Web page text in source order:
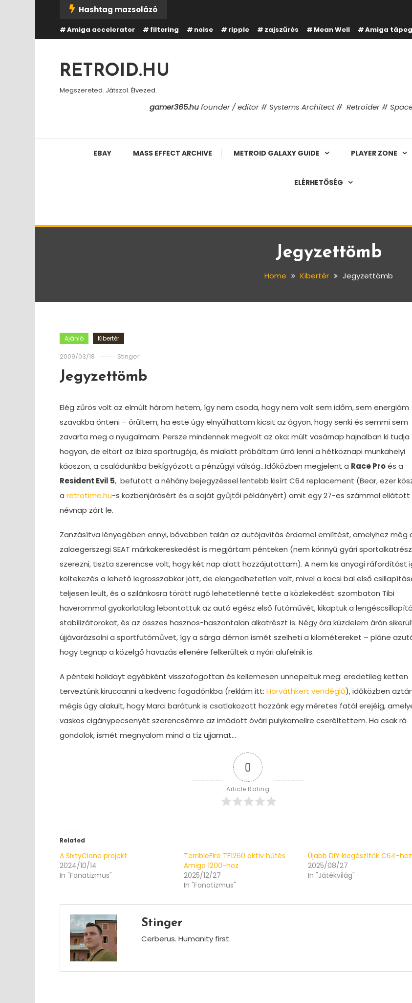
Content
Hashtag mazsolázó
Amiga accelerator filtering noise ripple zajszűrés Mean Well Amiga
RETROID.HU
Megszereted. Játszol. Élvezed.
gamer365.hufounder / editor # Systems Architect # Retroider #
EBAY MASS EFFECT ARCHIVE METROID GALAXY GUIDE PLAYER ZONE
ELÉRHETŐSÉG
Jegyzettömb
Home Kibertér Jegyzettömb
Ajánló Kibertér
2009/03/18 Stinger
Jegyzettömb
Elég zűrös volt az elmúlt három hetem, így nem csoda, hogy nem volt sem időm, sem energiám
szavakba önteni – örültem, ha este úgy elnyúlhattam kicsit az ágyon, hogy senki és semmi sem
zavarta meg a nyugalmam. Persze mindennek megvolt az oka: múlt vasárnap hajnalban ki tudja
hogyan, de eltört az Ibiza sportrugója, és mialatt próbáltam úrrá lenni a hétköznapi munkahelyi
káoszon, a családunkba bekígyózott a pénzügyi válság…Időközben megjelent a Race Proés a
Resident Evil 5, befutott a néhány bejegyzéssel lentebb kisírt C64 replacement (Bear, ezer
a retrotime.hu-s közbenjárásért és a saját gyűjtői példányért) amit egy 27-es számmal ellátott
névnap zárt le.
Zanzásítva lényegében ennyi, bővebben talán az autójavítás érdemel említést, amelyhez még
zalaegerszegi SEAT márkakereskedést is megjártam pénteken (nem könnyű gyári
szerezni, tiszta szerencse volt, hogy két nap alatt hozzájutottam). A nem kis anyagi ráfordítást
költekezés a lehető legrosszabkor jött, de elengedhetetlen volt, mivel a kocsi bal első
teljesen leült, és a szilánkosra törött rugó lehetetlenné tette a közlekedést: szombaton Tibi
haverommal gyakorlatilag lebontottuk az autó egész első futóművét, kikaptuk a
stabilizátorokat, és az összes hasznos-haszontalan alkatrészt is. Négy óra küzdelem árán
újjávarázsolni a sportfutóművet, így a sárga démon ismét szelheti a kilométereket – pláne
hogy tegnap a közelgő havazás ellenére felkerültek a nyári alufelnik is.
A pénteki holidayt egyébként visszafogottan és kellemesen ünnepeltük meg: eredetileg ketten
terveztünk kiruccanni a kedvenc fogadónkba (reklám itt: Horváthkert vendéglő), időközben
mégis úgy alakult, hogy Marci barátunk is csatlakozott hozzánk egy méretes fatál erejéig,
vaskos cigánypecsenyét szerencsémre az imádott óvári pulykamellre cseréltettem. Ha csak rá
gondolok, ismét megnyalom mind a tíz ujjamat…
0
Article Rating
Related
A SixtyClone projekt
2024/10/14
In "Fanatizmus"
TerribleFire TF1260 aktív hűtés
Amiga 1200-hoz
2025/12/27
In "Fanatizmus"
Újabb DIY kiegészítők C64-hez
2025/08/27
In "Játékvilág"
Stinger
Cerberus. Humanity first.